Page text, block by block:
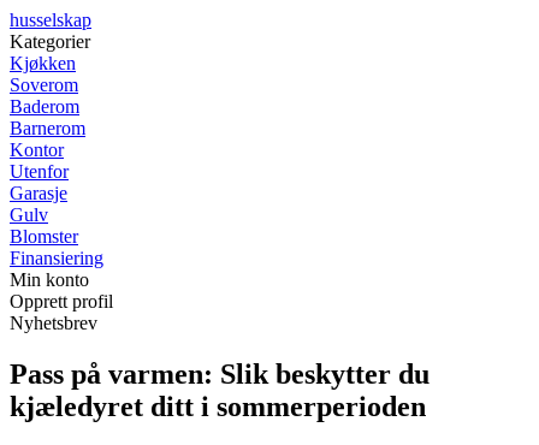
husselskap
Kategorier
Kjøkken
Soverom
Baderom
Barnerom
Kontor
Utenfor
Garasje
Gulv
Blomster
Finansiering
Min konto
Opprett profil
Nyhetsbrev
Pass på varmen: Slik beskytter du
kjæledyret ditt i sommerperioden